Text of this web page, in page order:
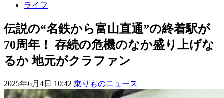
ライフ
伝説の“名鉄から富山直通”の終着駅が
70周年！ 存続の危機のなか盛り上げな
るか 地元がクラファン
2025年6月4日 10:42 乗りものニュース